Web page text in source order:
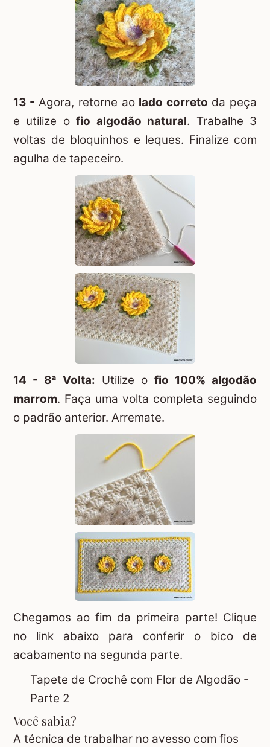
13 - Agora, retorne ao lado correto da peça
e utilize ofio algodão natural. Trabalhe 3
voltas de bloquinhos e leques. Finalize com
agulha de tapeceiro.
14 - 8ª Volta: Utilize o fio 100% algodão
marrom. Faça uma volta completa seguindo
o padrão anterior. Arremate.
Chegamos ao fim da primeira parte! Clique
no link abaixo para conferir o bico de
acabamento na segunda parte.
Tapete de Crochê com Flor de Algodão -
Parte 2
Você sabia?
A técnica de trabalhar no avesso com fios